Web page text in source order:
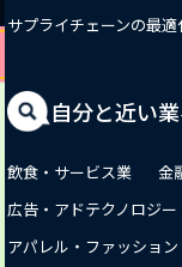
サプライチェーンの最適
自分と近い
飲食・サービス業
金
広告・アドテクノロジー
アパレル・ファッション